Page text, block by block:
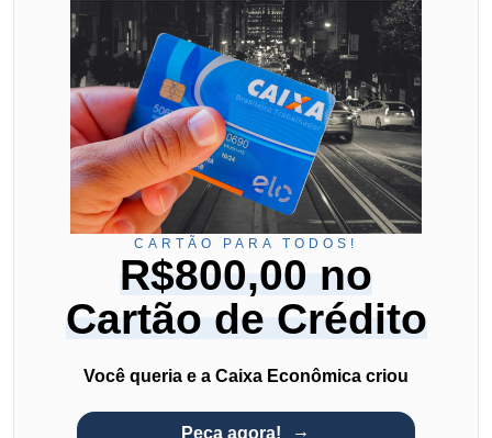
CARTÃO PARA TODOS!
R$800,00 no
Cartão de Crédito
Você queria e a Caixa Econômica criou
Peça agora!